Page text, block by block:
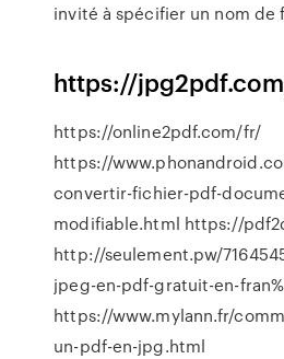
invité à spécifier un nom de
https://
https://online2pdf.com/fr/
https://
convertir-fichier-pdf-
modifiable.html https://
http://seulement.pw/
jpeg-en-pdf-gratuit-en-
https://www.mylann.fr/
un-pdf-en-jpg.html